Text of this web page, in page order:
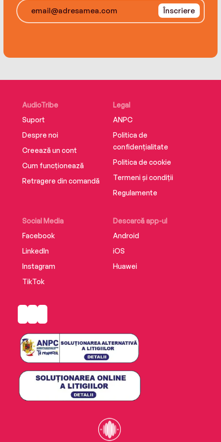
Înscriere
AudioTribe
Suport
Despre noi
Creează un cont
Cum funcționează
Retragere din comandă
Social Media
Facebook
LinkedIn
Instagram
TikTok
Descarcă app-ul
Android
iOS
Huawei
Legal
ANPC
Politica de
confidențialitate
Politica de cookie
Termeni și condiții
Regulamente